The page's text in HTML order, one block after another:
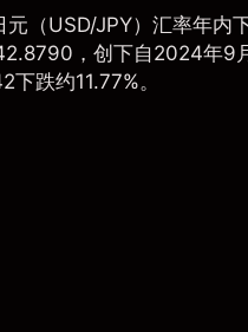
（USD/JPY）汇率年内
，创下自2024年9
跌约11.77%。